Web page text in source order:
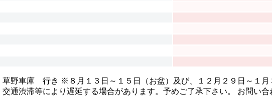
車庫 行き ※８月１３日～１５日（お盆）及び、１２月２９日～１
交通渋滞等により遅延する場合があります。予めご了承下さい。 お問